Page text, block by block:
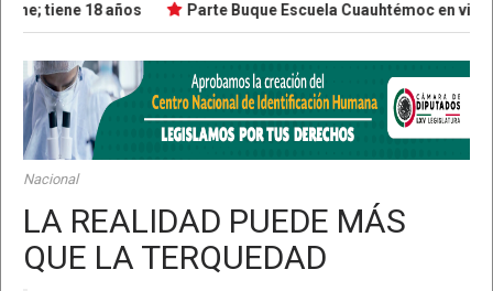
tiene 18 años Parte Buque Escuela Cuauhtémoc en viaje
Nacional
LA REALIDAD PUEDE MÁS
QUE LA TERQUEDAD